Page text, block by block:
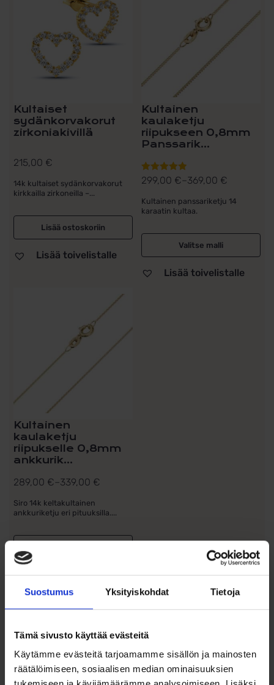
Suostumus Yksityiskohdat Tietoja
Tämä sivusto käyttää evästeitä
Käytämme evästeitä tarjoamamme sisällön ja mainosten
räätälöimiseen, sosiaalisen median ominaisuuksien
Kultainen timanttileikattu
sydänriipus, kaksivärinen
(14K)
Kultaiset
sydänkorvakorut
zirkoniakivillä
215,00 €
14k kultaiset sydänkorvakorut
kirkkailla zirkoneilla –...
Lisää ostoskoriin
Lisää toivelistalle
Kultainen
kaulaketju
riipukseen 0,8mm
Panssarik...
Arvostelu
5.00/ 5
299,00 €–369,00 €
Hintaluokka:
299,00 €
-
369,00 €
Kultainen panssariketju 14
karaatin kultaa.
Valitse malli
valinnat
tuotteen
sivulla.
Lisää toivelistalle
Kultainen
kaulaketju
riipukselle 0,8mm
ankkurik...
289,00 €–339,00 €
Hintaluokka:
289,00 €
-
339,00 €
Siro 14k keltakultainen
ankkuriketju eri pituuksilla....
valinnat
tuotteen
sivulla.
Lisää toivelistalle